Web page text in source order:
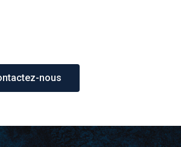
nous